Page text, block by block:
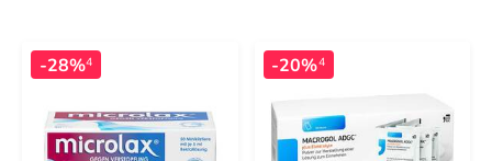
-28%4 -20%4